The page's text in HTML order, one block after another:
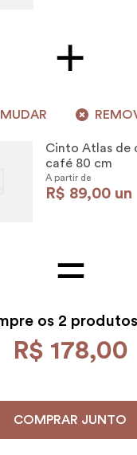
MUDAR
Cinto Atlas de
café 80 cm
A partir de
R$ 89,00 un
os 2
R$ 178,00
COMPRAR JUNTO